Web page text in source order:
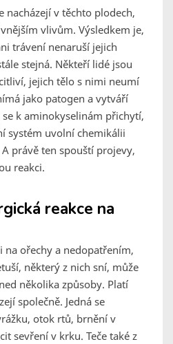
nacházejí v těchto plodech,
vlivům. Výsledkem je,
trávení nenaruší jejich
stejná. Někteří lidé jsou
jejich tělo s nimi neumí
jako patogen a vytváří
k aminokyselinám přichytí,
systém uvolní chemikálii
právě ten spouští projevy,
reakci.
reakce na
na ořechy a nedopatřením,
některý z nich sní, může
několika způsoby. Platí
společně. Jedná se
otok rtů, brnění v
sevření v krku. Teče také z